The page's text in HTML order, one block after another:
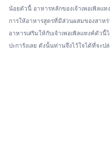
น้อยตัวนี้ อาหารหลักของเจ้าเพอเพิลแ
การให้อาหารสูตรที่มีส่วนผสมของสาห
อาหารเสริมให้กับเจ้าเพอเพิลแทงค์ตัว
ปะการังเลย ดังนั้นท่านจึงไว้ใจได้ที่จะ